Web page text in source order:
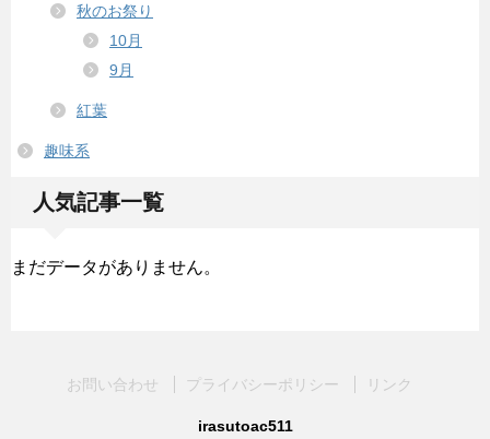
秋のお祭り
10月
9月
紅葉
趣味系
人気記事一覧
まだデータがありません。
お問い合わせ プライバシーポリシー リンク
irasutoac511